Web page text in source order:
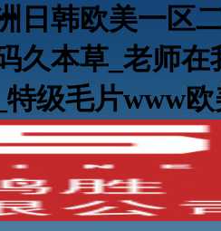
日韩欧美一区
久本草_老师
级毛片www